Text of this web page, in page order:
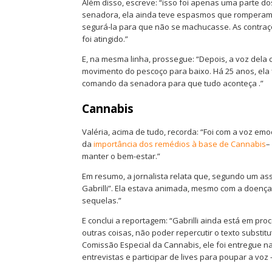
Além disso, escreve: “isso foi apenas uma parte
senadora, ela ainda teve espasmos que
segurá-la para que não se machucasse. As
foi atingido.”
E, na mesma linha, prossegue: “Depois, a voz
movimento do pescoço para baixo. Há 25 anos,
comando da senadora para que tudo aconteça .”
Cannabis
Valéria, acima de tudo, recorda: “Foi com a voz
da importância dos remédios à base de Cannabis
manter o bem-estar.”
Em resumo, a jornalista relata que, segundo um
Gabrilli”. Ela estava animada, mesmo com a
sequelas.”
E conclui a reportagem: “Gabrilli ainda está em
outras coisas, não poder repercutir o texto
Comissão Especial da Cannabis, ele foi entregue
entrevistas e participar de lives para poupar a